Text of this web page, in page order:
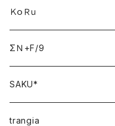
ＫｏＲｕ
ΣＮ+F/9
SAKU*
trangia